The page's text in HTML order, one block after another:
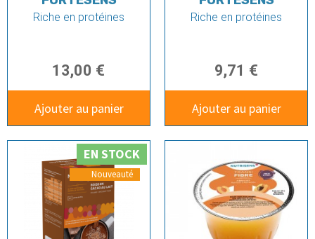
Riche en protéines
13,00 €
Ajouter au panier
Riche en protéines
9,71 €
Ajouter au panier
EN STOCK